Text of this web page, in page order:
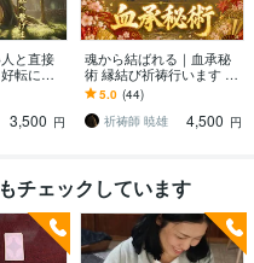
と直接
転に繋
たい方
たい方
親睦術
3,500 円
魂から結ばれる｜血承秘
術 縁結び祈祷行います 占
い復縁／恋愛霊視／縁結
び／強力縁結び／復縁縁
結び／片思い
5.0 (44)
祈祷師 暁雄
4,500 円
チェックしています